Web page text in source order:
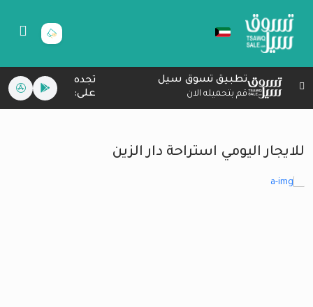
تطبيق تسوق سيل
قم بتحميله الان
تجده
على:
للايجار اليومي استراحة دار الزين